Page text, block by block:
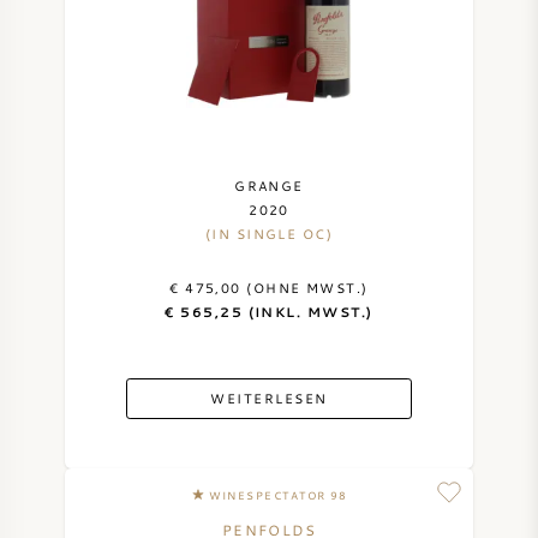
GRANGE
2020
(IN SINGLE OC)
€ 475,00 (OHNE MWST.)
€ 565,25 (INKL. MWST.)
WEITERLESEN
WINESPECTATOR 98
PENFOLDS